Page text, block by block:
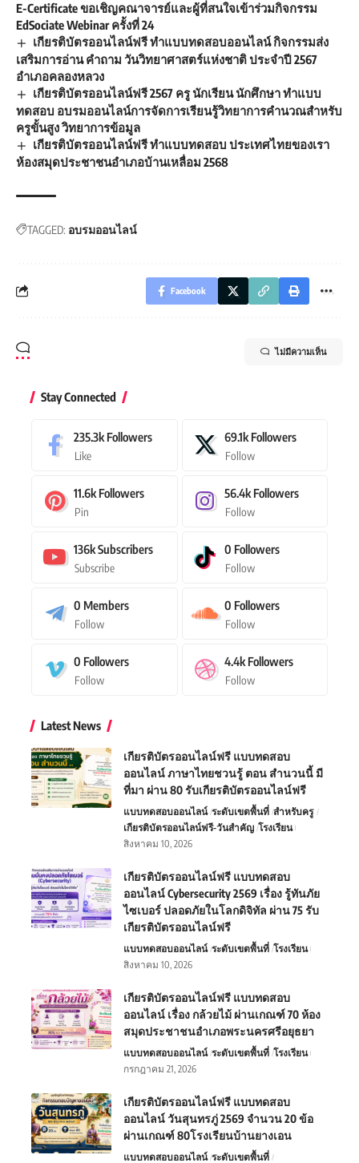
E-Certificate ขอเชิญคณาจารย์และผู้ที่สนใจเข้าร่วมกิจกรรม
EdSociate Webinar ครั้งที่ 24
เกียรติบัตรออนไลน์ฟรี ทำแบบทดสอบออนไลน์ กิจกรรมส่ง
เสริมการอ่าน คำถาม วันวิทยาศาสตร์แห่งชาติ ประจำปี 2567
อำเภอคลองหลวง
เกียรติบัตรออนไลน์ฟรี 2567 ครู นักเรียน นักศึกษา ทำแบบ
ทดสอบ อบรมออนไลน์การจัดการเรียนรู้วิทยาการคำนวณสำหรับ
ครูขั้นสูง วิทยาการข้อมูล
เกียรติบัตรออนไลน์ฟรี ทำแบบทดสอบ ประเทศไทยของเรา
ห้องสมุดประชาชนอำเภอบ้านเหลื่อม 2568
TAGGED: อบรมออนไลน์
Facebook
ไม่มีความเห็น
Stay Connected
235.3k Followers
Like
69.1k Followers
Follow
11.6k Followers
Pin
56.4k Followers
Follow
136kSubscribers
Subscribe
0 Followers
Follow
0 Members
Follow
0 Followers
Follow
0 Followers
Follow
4.4k Followers
Follow
Latest News
เกียรติบัตรออนไลน์ฟรี แบบทดสอบ
ออนไลน์ ภาษาไทยชวนรู้ ตอน สำนวนนี้ มี
ที่มา ผ่าน 80 รับเกียรติบัตรออนไลน์ฟรี
แบบทดสอบออนไลน์ ระดับเขตพื้นที่ สำหรับครู
เกียรติบัตรออนไลน์ฟรี-วันสำคัญ โรงเรียน
สิงหาคม 10, 2026
เกียรติบัตรออนไลน์ฟรี แบบทดสอบ
ออนไลน์ Cybersecurity 2569 เรื่อง รู้ทันภัย
ไซเบอร์ ปลอดภัยในโลกดิจิทัล ผ่าน 75 รับ
เกียรติบัตรออนไลน์ฟรี
แบบทดสอบออนไลน์ ระดับเขตพื้นที่ โรงเรียน
สิงหาคม 10, 2026
เกียรติบัตรออนไลน์ฟรี แบบทดสอบ
ออนไลน์ เรื่อง กล้วยไม้ ผ่านเกณฑ์ 70 ห้อง
สมุดประชาชนอำเภอพระนครศรีอยุธยา
แบบทดสอบออนไลน์ ระดับเขตพื้นที่ โรงเรียน
กรกฎาคม 21, 2026
เกียรติบัตรออนไลน์ฟรี แบบทดสอบ
ออนไลน์ วันสุนทรภู่ 2569 จำนวน 20 ข้อ
ผ่านเกณฑ์ 80โรงเรียนบ้านยางเอน
แบบทดสอบออนไลน์ ระดับเขตพื้นที่